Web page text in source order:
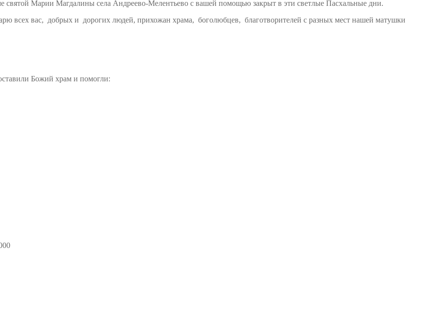
святой Марии Магдалины села Андреево-Мелентьево с вашей помощью закрыт в эти светлые Пасхальные дни.
всех вас, добрых и дорогих людей, прихожан храма, боголюбцев, благотворителей с разных мест нашей матушки
Божий храм и помогли: